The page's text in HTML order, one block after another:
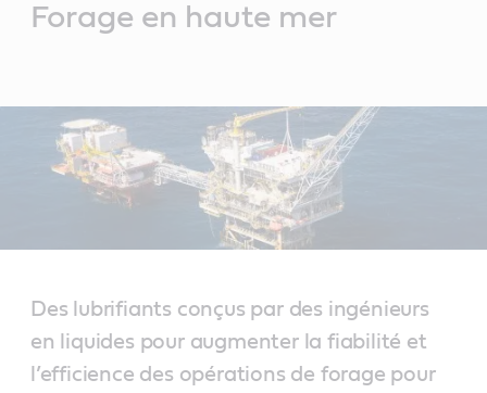
Forage en haute mer
Des lubrifiants conçus par des ingénieurs
en liquides pour augmenter la fiabilité et
l’efficience des opérations de forage pour